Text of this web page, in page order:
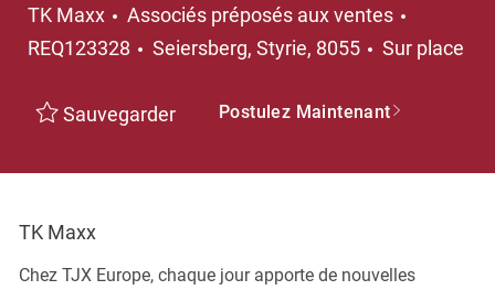
TK Maxx Catégorie
Associés préposés aux ventes
REQ123328
Emplacement
Seiersberg, Styrie, 8055 Sur place
Sauvegarder Postulez Maintenant
TK Maxx
Chez TJX Europe, chaque jour apporte de nouvelles